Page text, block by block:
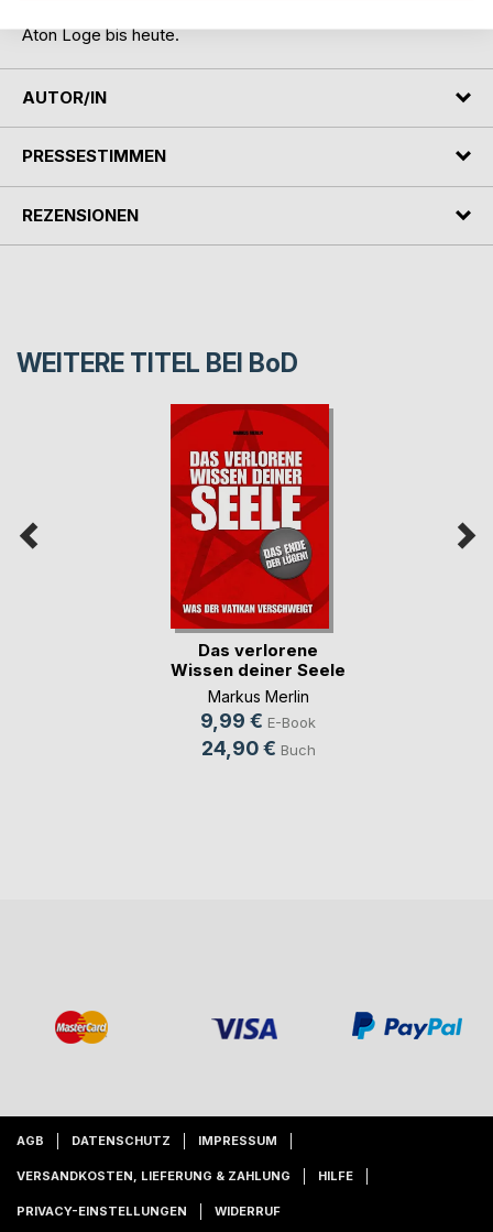
Aton Loge bis heute.
AUTOR/IN
PRESSESTIMMEN
REZENSIONEN
WEITERE TITEL BEI BoD
Das verlorene
Wissen deiner Seele
Markus Merlin
9,99 € E-Book
24,90 € Buch
AGB DATENSCHUTZ IMPRESSUM
VERSANDKOSTEN, LIEFERUNG & ZAHLUNG HILFE
PRIVACY-EINSTELLUNGEN WIDERRUF